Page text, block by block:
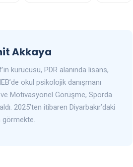
Akkaya
kurucusu, PDR alanında lisans,
okul psikolojik danışmanı
ve Motivasyonel Görüşme, Sporda
2025’ten itibaren Diyarbakır’daki
görmekte.